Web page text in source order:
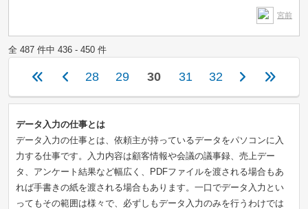
宮前
全 487 件中 436 - 450 件
28 29 30 31 32
データ入力の仕事とは
データ入力の仕事とは、依頼主が持っているデータをパソコンに入
力する仕事です。入力内容は顧客情報や会議の議事録、売上デー
タ、アンケート結果など幅広く、PDFファイルを渡される場合もあ
れば手書きの紙を渡される場合もあります。一口でデータ入力とい
ってもその範囲は様々で、必ずしもデータ入力のみを行うわけでは